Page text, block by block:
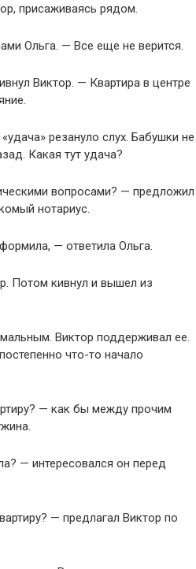
присаживаясь рядом.
Ольга. — Все еще не верится.
Виктор. — Квартира в центре
резануло слух. Бабушки не
Какая тут удача?
вопросами? — предложил
нотариус.
— ответила Ольга.
Потом кивнул и вышел из
Виктор поддерживал ее.
что-то начало
— как бы между прочим
— интересовался он перед
— предлагал Виктор по